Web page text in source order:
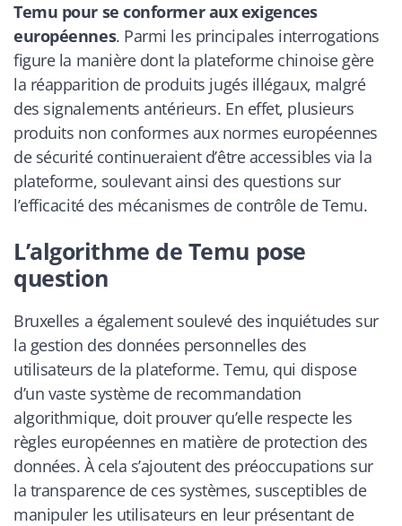
Temu pour se conformer aux exigences
européennes. Parmi les principales interrogations
figure la manière dont la plateforme chinoise gère
la réapparition de produits jugés illégaux, malgré
des signalements antérieurs. En effet, plusieurs
produits non conformes aux normes européennes
de sécurité continueraient d’être accessibles via la
plateforme, soulevant ainsi des questions sur
l’efficacité des mécanismes de contrôle de Temu.
L’algorithme de Temu pose
question
Bruxelles a également soulevé des inquiétudes sur
la gestion des données personnelles des
utilisateurs de la plateforme. Temu, qui dispose
d’un vaste système de recommandation
algorithmique, doit prouver qu’elle respecte les
règles européennes en matière de protection des
données. À cela s’ajoutent des préoccupations sur
la transparence de ces systèmes, susceptibles de
manipuler les utilisateurs en leur présentant de